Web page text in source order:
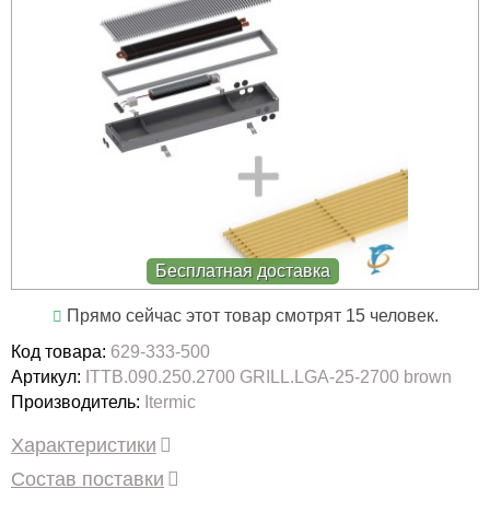
Бесплатная доставка
Прямо сейчас этот товар смотрят 15 человек.
Код товара: 629-333-500
Артикул: ITTB.090.250.2700 GRILL.LGA-25-2700 brown
Производитель: Itermic
Характеристики
Состав поставки